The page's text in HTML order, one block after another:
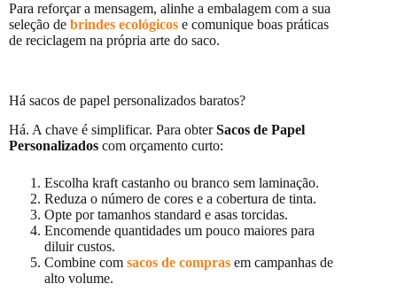
Para reforçar a mensagem, alinhe a embalagem com a sua
seleção de brindes ecológicos e comunique boas práticas
de reciclagem na própria arte do saco.
Há sacos de papel personalizados baratos?
Há. A chave é simplificar. Para obterSacos de Papel
Personalizados com orçamento curto:
Escolha kraft castanho ou branco sem laminação.
Reduza o número de cores e a cobertura de tinta.
Opte por tamanhos standard e asas torcidas.
Encomende quantidades um pouco maiores para
diluir custos.
Combine com sacos de compras em campanhas de
alto volume.